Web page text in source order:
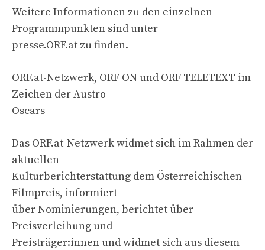
Weitere Informationen zu den einzelnen
Programmpunkten sind unter
presse.ORF.at zu finden.
ORF.at-Netzwerk, ORF ON und ORF TELETEXT im
Zeichen der Austro-
Oscars
Das ORF.at-Netzwerk widmet sich im Rahmen der
aktuellen
Kulturberichterstattung dem Österreichischen
Filmpreis, informiert
über Nominierungen, berichtet über
Preisverleihung und
Preisträger:innen und widmet sich aus diesem